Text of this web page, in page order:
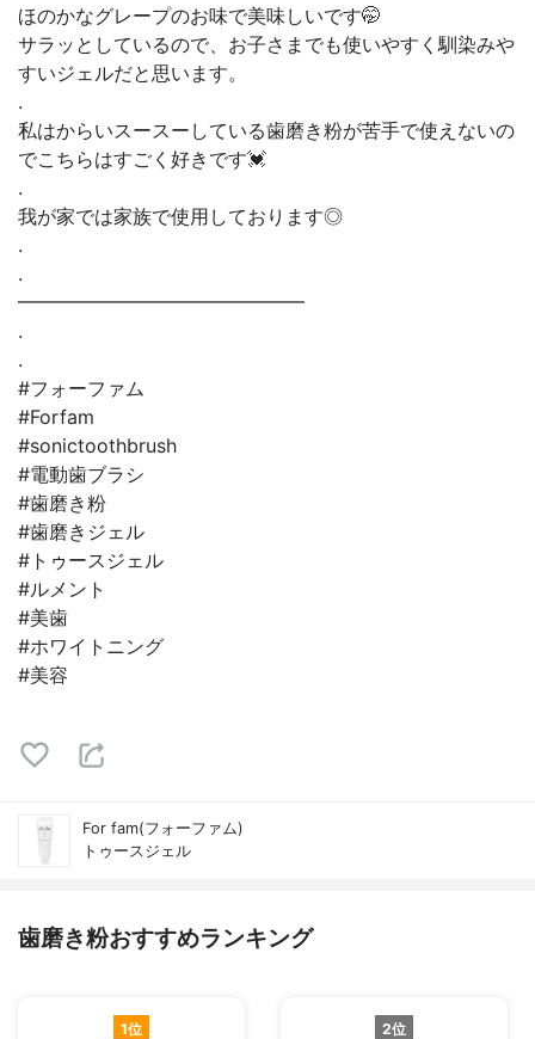
ほのかなグレープのお味で美味しいです🤭
サラッとしているので、お子さまでも使いやすく馴染みや
すいジェルだと思います。
.
私はからいスースーしている歯磨き粉が苦手で使えないの
でこちらはすごく好きです💓
.
我が家では家族で使用しております◎
.
.
━━━━━━━━━━━━━━━
.
.
#フォーファム
#Forfam
#sonictoothbrush
#電動歯ブラシ
#歯磨き粉
#歯磨きジェル
#トゥースジェル
#ルメント
#美歯
#ホワイトニング
#美容
For fam(フォーファム)
トゥースジェル
歯磨き粉おすすめランキング
1位 2位